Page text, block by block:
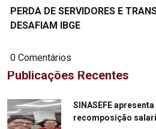
PERDA DE SERVIDORES E
DESAFIAM IBGE
0 Comentários
Publicações Recentes
alt="product">
SINASEFE
recomposição